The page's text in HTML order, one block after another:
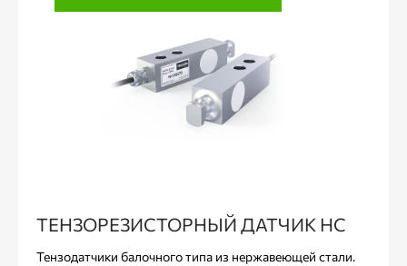
ТЕНЗОРЕЗИСТОРНЫЙ ДАТЧИК НС
Тензодатчики балочного типа из нержавеющей стали.